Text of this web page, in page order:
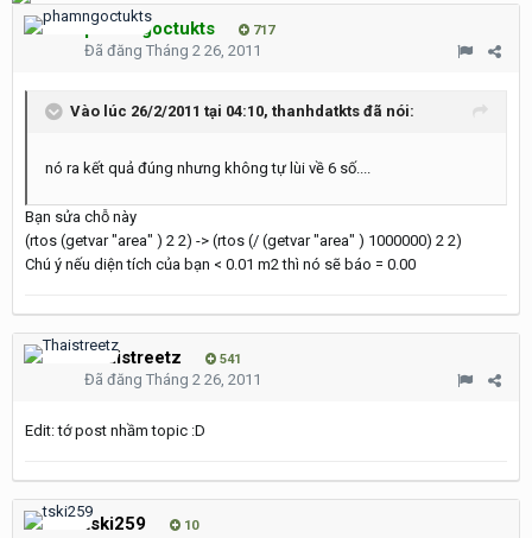
phamngoctukts 717
Đã đăng Tháng 2 26, 2011
Vào lúc 26/2/2011 tại 04:10, thanhdatkts đã nói:
nó ra kết quả đúng nhưng không tự lùi về 6 số....
Bạn sửa chỗ này
(rtos (getvar "area" ) 2 2) -> (rtos (/ (getvar "area" ) 1000000) 2 2)
Chú ý nếu diện tích của bạn < 0.01 m2 thì nó sẽ báo = 0.00
Thaistreetz 541
Đã đăng Tháng 2 26, 2011
Edit: tớ post nhầm topic :D
tski259 10